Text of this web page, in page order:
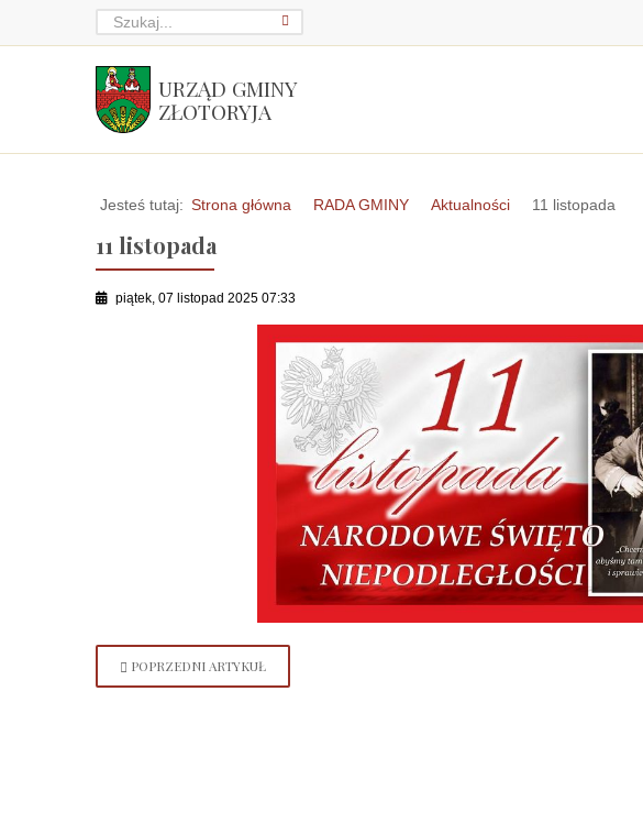
URZĄD GMINY
ZŁOTORYJA
Jesteś tutaj: Strona główna RADA GMINY Aktualności 11 listopada
11 listopada
piątek, 07 listopad 2025 07:33
POPRZEDNI ARTYKUŁ